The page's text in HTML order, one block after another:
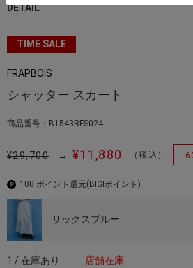
DETAIL
TIME SALE
FRAPBOIS
シャッター スカート
商品番号：B1543RFS024
¥29,700 → ¥11,880 （税込）
108 ポイント還元(BIGIポイント)
サックスブルー
1 / 在庫あり 店舗在庫